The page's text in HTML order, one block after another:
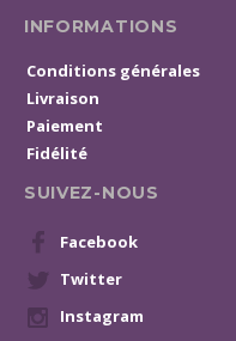
INFORMATIONS
Conditions générales
Livraison
Paiement
Fidélité
SUIVEZ-NOUS
Facebook
Twitter
Instagram